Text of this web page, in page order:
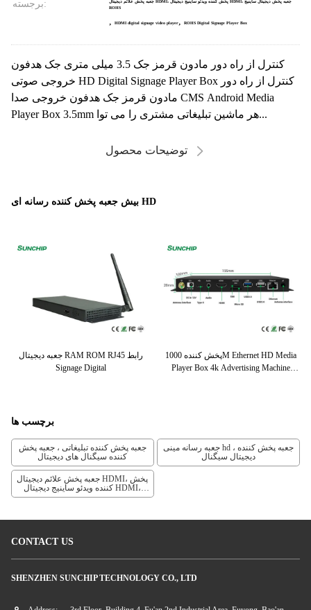
برجسته:
جعبه پخش علائم دیجیتال HDMI، پخش کننده ویدئو ساینیج دیجیتال HDMI، جعبه پخش دیجیتال ساینیج
ROHS
, HDMI digital signage video player, ROHS Digital Signage Player Box
کنترل از راه دور مادون قرمز جک 3.5 میلی متری جک هدفون
خروجی صوتی HD Digital Signage Player Box کنترل از راه دور
مادون قرمز جک هدفون خروجی صدا CMS Android Media
Player Box 3.5mm هر ماشین تبلیغاتی مشتری را می توا...
توضیحات محصول
بیش جعبه پخش کننده رسانه ای HD
جعبه دیجیتال RAM ROM RJ45 رابط
Signage Digital
پخش کننده 1000M Ethernet HD Media
Player Box 4k Advertising Machine
برچسب ها
جعبه پخش کننده تبلیغاتی ، جعبه پخش
کننده سیگنال های دیجیتال
جعبه رسانه مینی hd ، جعبه پخش کننده
دیجیتال سیگنال
جعبه پخش علائم دیجیتال HDMI، پخش
کننده ویدئو ساینیج دیجیتال HDMI،
جعبه پخش دیجیتال ساینیج ROHS
CONTACT US
SHENZHEN SUNCHIP TECHNOLOGY CO., LTD